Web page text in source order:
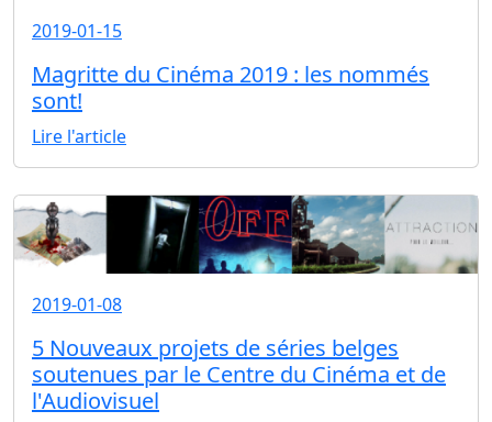
2019-01-15
Magritte du Cinéma 2019 : les nommés
sont!
Lire l'article
2019-01-08
5 Nouveaux projets de séries belges
soutenues par le Centre du Cinéma et de
l'Audiovisuel